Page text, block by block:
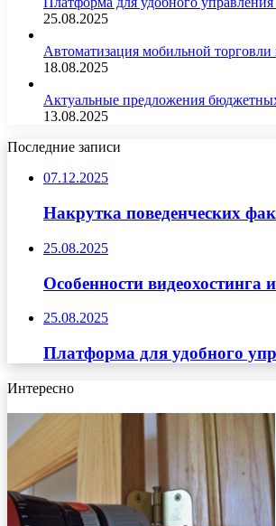
25.08.2025
Автоматизация мобильной
18.08.2025
Актуальные предложения
13.08.2025
Последние записи
07.12.2025
Накрутка поведенческих
25.08.2025
Особенности видеохостинга
25.08.2025
Платформа для удобного
Интересно